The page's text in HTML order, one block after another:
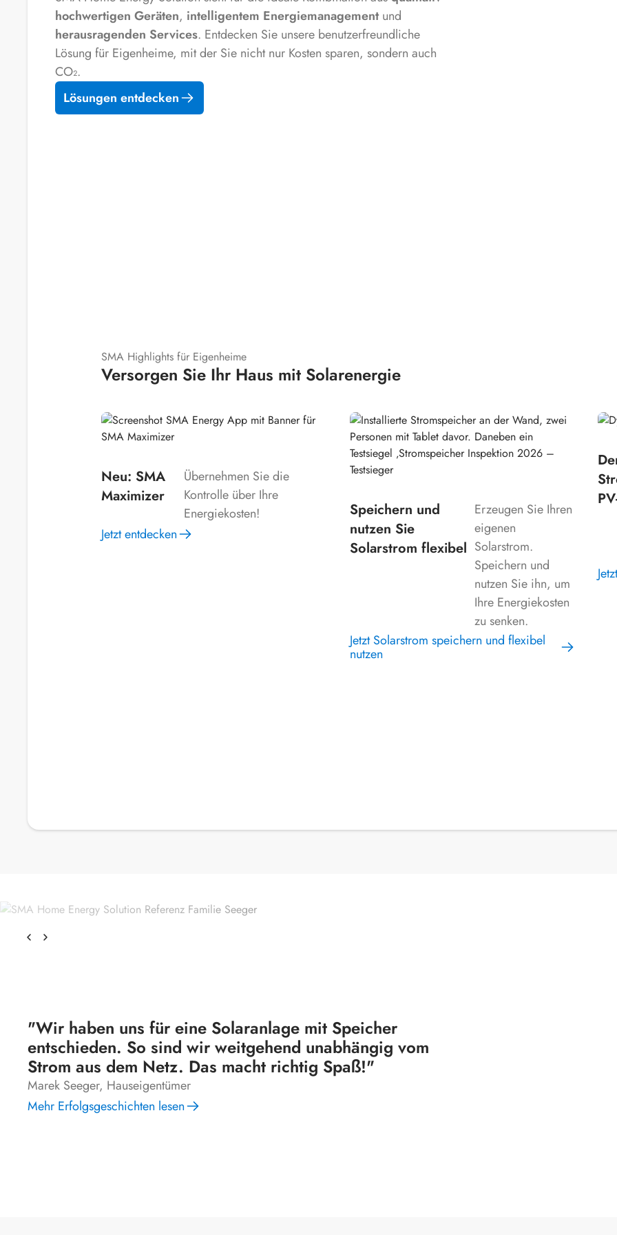
hochwertigen Geräten, intelligentem Energiemanagementund
herausragenden Services. Entdecken Sie unsere benutzerfreundliche
Lösung für Eigenheime, mit der Sie nicht nur Kosten sparen, sondern auch
CO₂.
Lösungen entdecken
SMA Highlights für Eigenheime
Versorgen Sie Ihr Haus mit Solarenergie
Neu: SMA
Maximizer
Übernehmen Sie die
Kontrolle über Ihre
Energiekosten!
Jetzt entdecken
Speichern und
nutzen Sie
Solarstrom flexibel
Erzeugen Sie Ihren
eigenen
Solarstrom.
Speichern und
nutzen Sie ihn, um
Ihre Energiekosten
zu senken.
Jetzt Solarstrom speichern und flexibel
nutzen
"Wir haben uns für eine Solaranlage mit Speicher
entschieden. So sind wir weitgehend unabhängig vom
Strom aus dem Netz. Das macht richtig Spaß!"
Marek Seeger, Hauseigentümer
Mehr Erfolgsgeschichten lesen